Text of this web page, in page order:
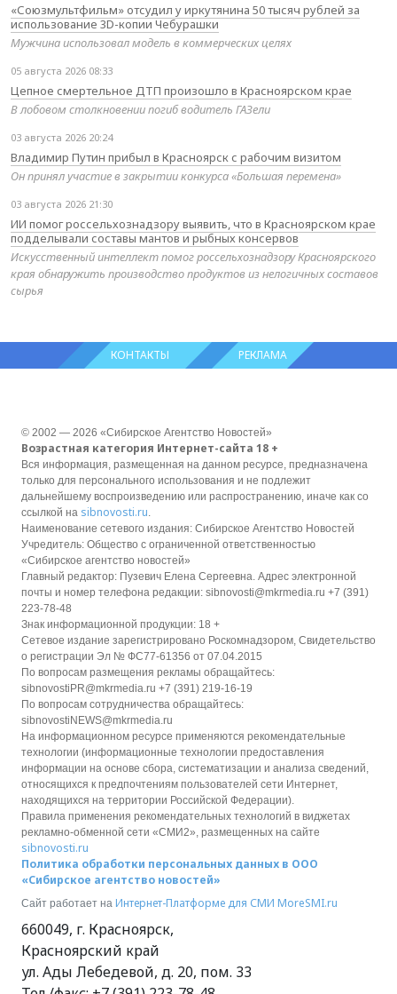
«Союзмультфильм» отсудил у иркутянина 50 тысяч рублей за
использование 3D-копии Чебурашки
Мужчина использовал модель в коммерческих целях
05 августа 2026 08:33
Цепное смертельное ДТП произошло в Красноярском крае
В лобовом столкновении погиб водитель ГАЗели
03 августа 2026 20:24
Владимир Путин прибыл в Красноярск с рабочим визитом
Он принял участие в закрытии конкурса «Большая перемена»
03 августа 2026 21:30
ИИ помог россельхознадзору выявить, что в Красноярском крае
подделывали составы мантов и рыбных консервов
Искусственный интеллект помог россельхознадзору Красноярского
края обнаружить производство продуктов из нелогичных составов
сырья
КОНТАКТЫ РЕКЛАМА
© 2002 — 2026 «Сибирское Агентство Новостей»
Возрастная категория Интернет-сайта 18 +
Вся информация, размещенная на данном ресурсе, предназначена
только для персонального использования и не подлежит
дальнейшему воспроизведению или распространению, иначе как со
ссылкой на sibnovosti.ru
Наименование сетевого издания: Сибирское Агентство Новостей
Учредитель: Общество с ограниченной ответственностью
«Сибирское агентство новостей»
Главный редактор: Пузевич Елена Сергеевна. Адрес электронной
почты и номер телефона редакции: sibnovosti@mkrmedia.ru +7 (391)
223-78-48
Знак информационной продукции: 18 +
Сетевое издание зарегистрировано Роскомнадзором, Свидетельство
о регистрации Эл № ФС77-61356 от 07.04.2015
По вопросам размещения рекламы обращайтесь:
sibnovostiPR@mkrmedia.ru +7 (391) 219-16-19
По вопросам сотрудничества обращайтесь:
sibnovostiNEWS@mkrmedia.ru
На информационном ресурсе применяются рекомендательные
технологии (информационные технологии предоставления
информации на основе сбора, систематизации и анализа сведений,
относящихся к предпочтениям пользователей сети Интернет,
находящихся на территории Российской Федерации).
Правила применения рекомендательных технологий в виджетах
рекламно-обменной сети «СМИ2», размещенных на сайте
sibnovosti.ru
Политика обработки персональных данных в ООО
«Сибирское агентство новостей»
Сайт работает на Интернет-Платформе для СМИ MoreSMI.ru
660049, г. Красноярск,
Красноярский край
ул. Ады Лебедевой, д. 20, пом. 33